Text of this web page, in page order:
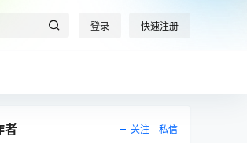
登录 快速注册
者 关注 私信